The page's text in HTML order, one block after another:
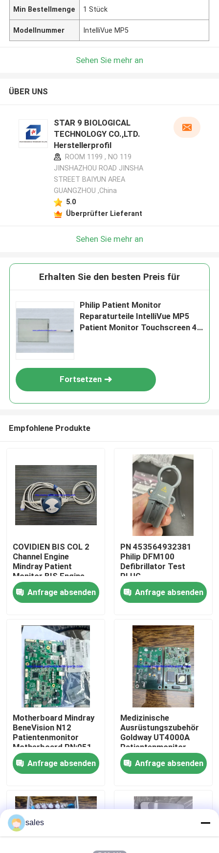
Zu Hause
Produkte
Videos
Über uns
Werksbesichtigung
Qualitätskontrolle
Kontakt mit uns
Teile für Patientenmonitore
Min Bestellmenge 1 Stück
Modellnummer IntelliVue MP5
Sehen Sie mehr an
ÜBER UNS
STAR 9 BIOLOGICAL
TECHNOLOGY CO.,LTD.
Herstellerprofil
ROOM 1199 , NO 119
JINSHAZHOU ROAD JINSHA
STREET BAIYUN AREA
GUANGZHOU ,China
5.0
Überprüfter Lieferant
Sehen Sie mehr an
Erhalten Sie den besten Preis für
Philip Patient Monitor
Reparaturteile IntelliVue MP5
Patient Monitor Touchscreen 4
Fortsetzen
Empfohlene Produkte
COVIDIEN BIS COL 2
Channel Engine
Mindray Patient
Monitor BIS Engine,
BIS Konverter, BIS
Prozessor
Anfrage absenden
PN 453564932381
Philip DFM100
Defibrillator Test
PLUG
REF:989803171271
Anfrage absenden
Motherboard Mindray
BeneVision N12
Patientenmonitor
Motherboard PN:051-
002717-00
Anfrage absenden
Medizinische
Ausrüstungszubehör
Goldway UT4000A
Patientenmonitor
Blutsauerstoffplatine
Anfrage absenden
sales